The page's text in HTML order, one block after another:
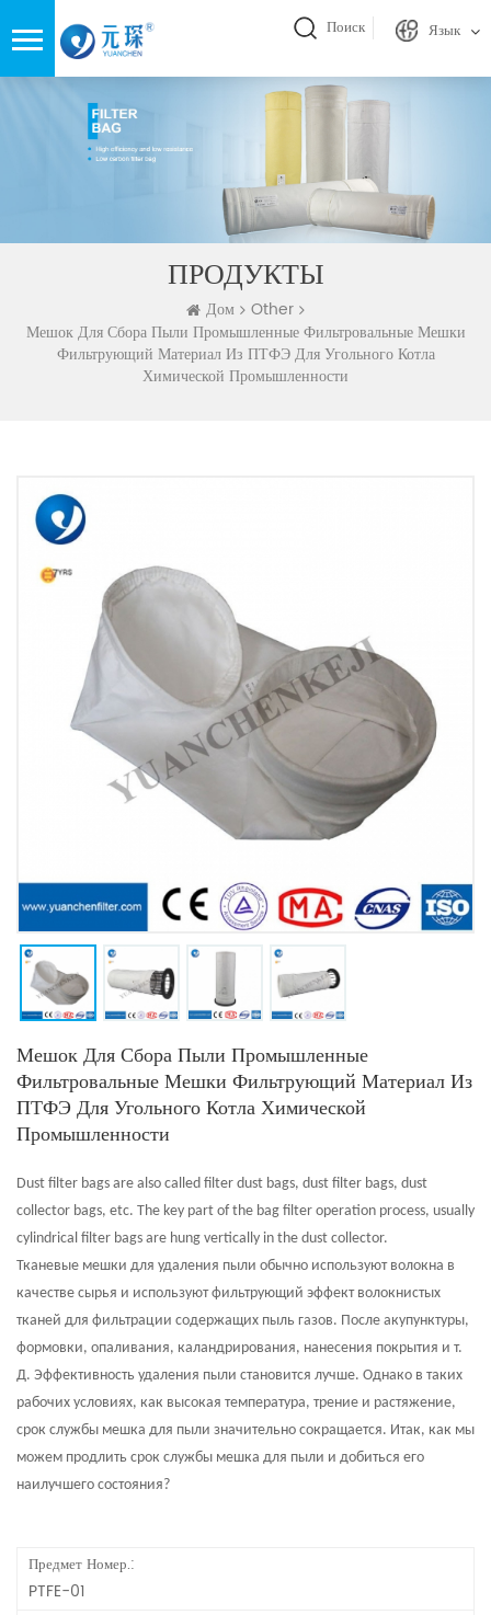
Поиск Язык
ПРОДУКТЫ
Дом
Other
Мешок Для Сбора Пыли Промышленные Фильтровальные Мешки
Фильтрующий Материал Из ПТФЭ Для Угольного Котла
Химической Промышленности
Мешок Для Сбора Пыли Промышленные
Фильтровальные Мешки Фильтрующий Материал Из
ПТФЭ Для Угольного Котла Химической
Промышленности
Dust filter bags are also called filter dust bags, dust filter bags, dust
collector bags, etc. The key part of the bag filter operation process, usually
cylindrical filter bags are hung vertically in the dust collector.
Тканевые мешки для удаления пыли обычно используют волокна в
качестве сырья и используют фильтрующий эффект волокнистых
тканей для фильтрации содержащих пыль газов. После акупунктуры,
формовки, опаливания, каландрирования, нанесения покрытия и т.
Д. Эффективность удаления пыли становится лучше. Однако в таких
рабочих условиях, как высокая температура, трение и растяжение,
срок службы мешка для пыли значительно сокращается. Итак, как мы
можем продлить срок службы мешка для пыли и добиться его
наилучшего состояния?
Предмет Номер.:
PTFE-01